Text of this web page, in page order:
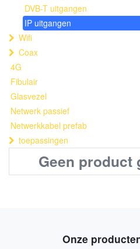
DVB-T uitgangen
IP uitgangen
Wifi
Coax
4G
Fibulair
Glasvezel
Netwerk passief
Netwerkkabel prefab
toepassingen
Geen product
Onze